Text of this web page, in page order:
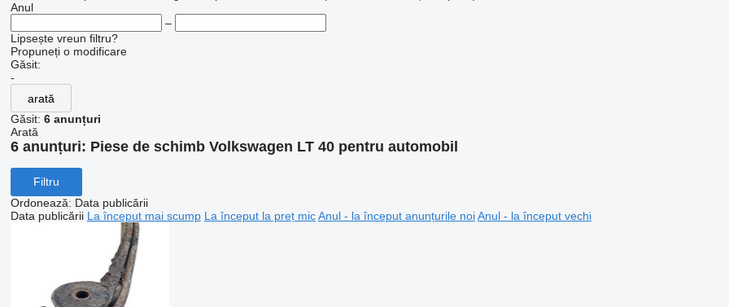
Anul
–
Lipsește vreun filtru?
Propuneți o modificare
Găsit:
-
arată
Găsit: 6 anunțuri
Arată
6 anunțuri: Piese de schimb Volkswagen LT 40 pentru automobil
Filtru
Ordonează: Data publicării
Data publicării La început mai scump La început la preț mic Anul - la început anunțurile noi Anul - la început vechi